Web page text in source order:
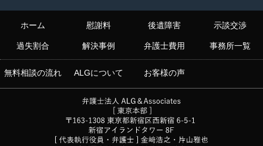
ホーム 慰謝料 後遺障害 示談交渉
過失割合 解決事例 弁護士費用 事務所一覧
無料相談の流れ ALGについて お客様の声